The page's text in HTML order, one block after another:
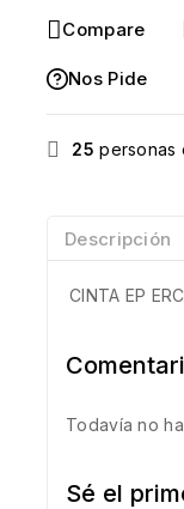
Compare
Nos Pide
25 personas
Descripción
CINTA EP
Todavía no
Sé el